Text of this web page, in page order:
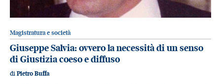
Magistratura e società
Giuseppe Salvia: ovvero la necessità di un senso
di Giustizia coeso e diffuso
di Pietro Buffa